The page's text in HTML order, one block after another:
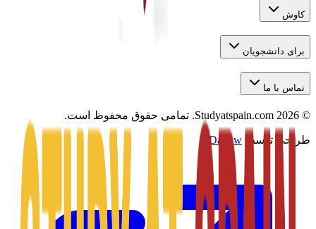
کاوش
برای دانشجویان
تماس با ما
©
2026 تمامی حقوق محفوظ است.
طراحی توسط Daxow